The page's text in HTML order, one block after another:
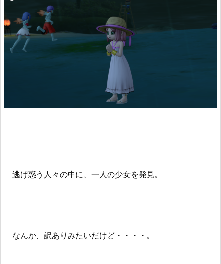
逃げ惑う人々の中に、一人の少女を発見。
なんか、訳ありみたいだけど・・・・。